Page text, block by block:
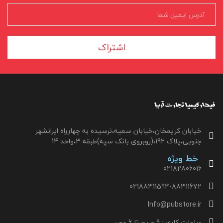
اشتراک
خیابان کریمخان،خیابان سمیه،نرسیده به چهارراه ایرانشهر
جنوبی،پلاک 192،(روبروی بانک سپه)طبقه 3،واحد 14
خط ویژه
02182806016
02188311594-88311672
Info@pubstore.ir